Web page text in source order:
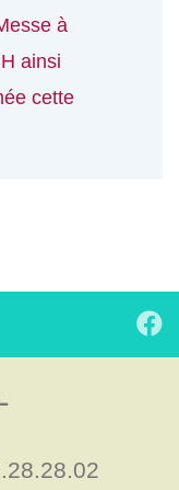
à
ainsi
cette